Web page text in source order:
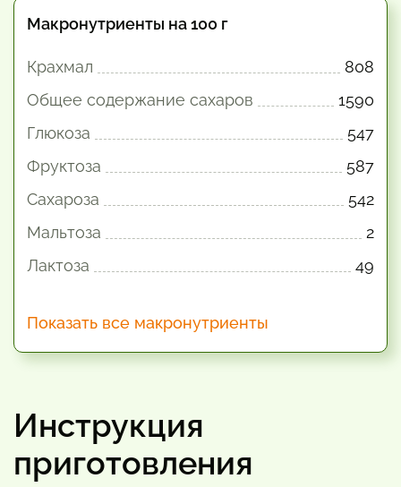
Макронутриенты на 100 г
Крахмал
808
Общее содержание сахаров
1590
Глюкоза
547
Фруктоза
587
Сахароза
542
Мальтоза
2
Лактоза
49
Показать все макронутриенты
Инструкция
приготовления